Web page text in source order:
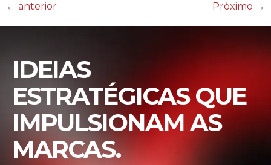
← anterior Próximo →
IDEIAS
ESTRATÉGICAS QUE
IMPULSIONAM AS
MARCAS.